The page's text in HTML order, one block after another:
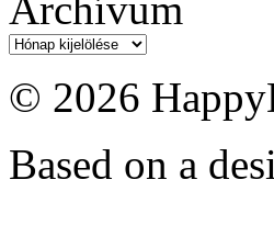
Archívum
Archívum
© 2026
Based on a